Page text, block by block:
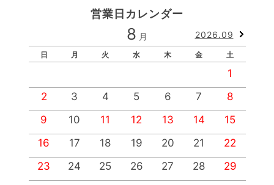
営業日カレンダー
8 月 2026.09
日 月 火 水 木 金 土
1
2
3 4 5 6 7
8
9
10 11 12 13 14
15
16
17 18 19 20 21
22
23
24 25 26 27 28 29